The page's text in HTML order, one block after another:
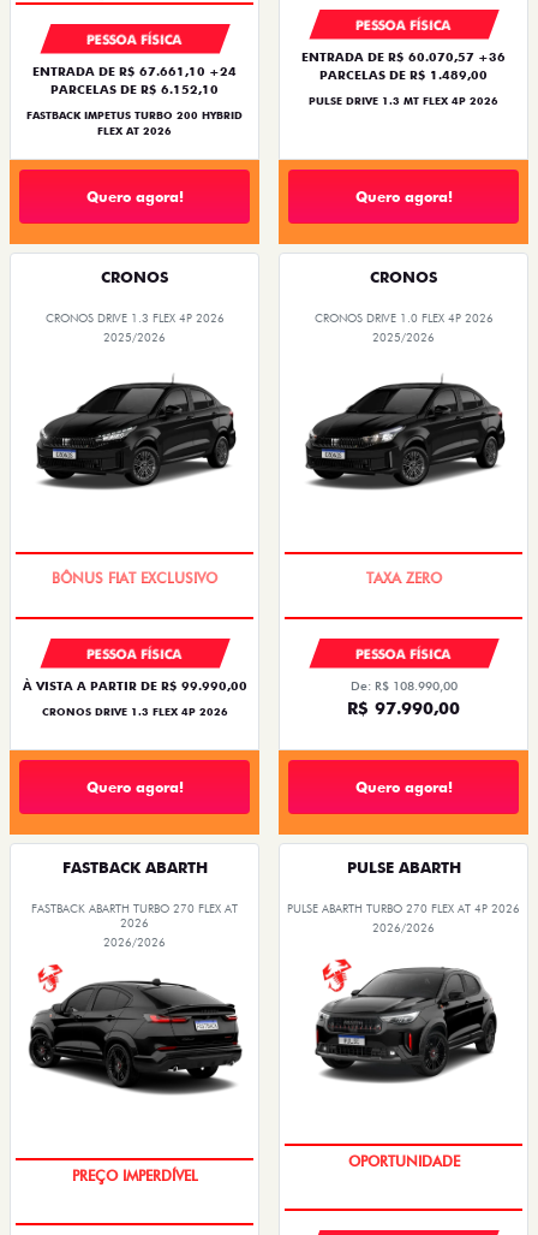
PESSOA FÍSICA
ENTRADA DE R$ 67.661,10 +24
PARCELAS DE R$ 6.152,10
FASTBACK IMPETUS TURBO 200 HYBRID
FLEX AT 2026
Quero agora!
PESSOA FÍSICA
ENTRADA DE R$ 60.070,57 +36
PARCELAS DE R$ 1.489,00
PULSE DRIVE 1.3 MT FLEX 4P 2026
Quero agora!
CRONOS
CRONOS DRIVE 1.3 FLEX 4P 2026
2025/2026
PESSOA FÍSICA
À VISTA A PARTIR DE R$ 99.990,00
CRONOS DRIVE 1.3 FLEX 4P 2026
Quero agora!
CRONOS
CRONOS DRIVE 1.0 FLEX 4P 2026
2025/2026
PESSOA FÍSICA
De: R$ 108.990,00
R$ 97.990,00
Quero agora!
FASTBACK ABARTH
FASTBACK ABARTH TURBO 270 FLEX AT
2026
2026/2026
TAXA ZERO
PULSE ABARTH
PULSE ABARTH TURBO 270 FLEX AT 4P 2026
2026/2026
TAXA ZERO